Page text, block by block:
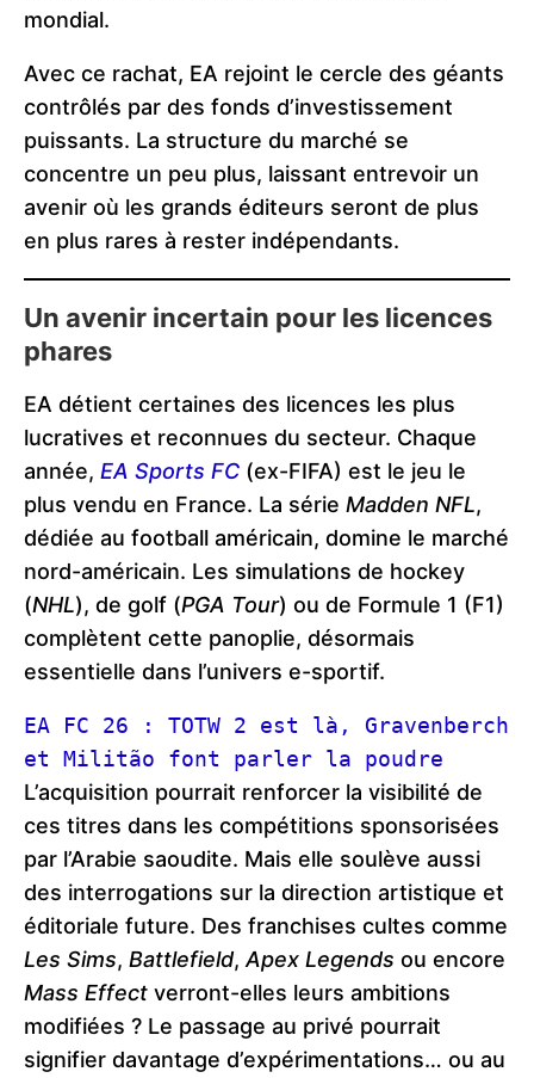
mondial.
Avec ce rachat, EA rejoint le cercle des géants
contrôlés par des fonds d’investissement
puissants. La structure du marché se
concentre un peu plus, laissant entrevoir un
avenir où les grands éditeurs seront de plus
en plus rares à rester indépendants.
Un avenir incertain pour les licences
phares
EA détient certaines des licences les plus
lucratives et reconnues du secteur. Chaque
année, EA Sports FC (ex-FIFA) est le jeu le
plus vendu en France. La série Madden NFL,
dédiée au football américain, domine le marché
nord-américain. Les simulations de hockey
(NHL), de golf (PGA Tour) ou de Formule 1 (F1)
complètent cette panoplie, désormais
essentielle dans l’univers e-sportif.
EA FC 26 : TOTW 2 est là, Gravenberch
et Militão font parler la poudre
L’acquisition pourrait renforcer la visibilité de
ces titres dans les compétitions sponsorisées
par l’Arabie saoudite. Mais elle soulève aussi
des interrogations sur la direction artistique et
éditoriale future. Des franchises cultes comme
Les Sims, Battlefield, Apex Legends ou encore
Mass Effect verront-elles leurs ambitions
modifiées ? Le passage au privé pourrait
signifier davantage d’expérimentations… ou au